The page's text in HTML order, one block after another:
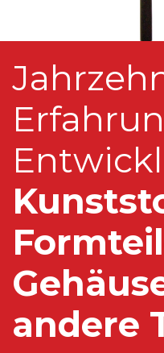
andere